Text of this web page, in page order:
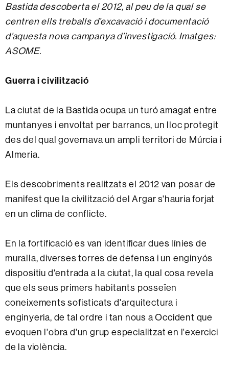
Bastida descoberta el 2012, al peu de la qual se
centren ells treballs d’excavació i documentació
d’aquesta nova campanya d’investigació. Imatges:
ASOME.
Guerra i civilització
La ciutat de la Bastida ocupa un turó amagat entre
muntanyes i envoltat per barrancs, un lloc protegit
des del qual governava un ampli territori de Múrcia i
Almeria.
Els descobriments realitzats el 2012 van posar de
manifest que la civilització del Argar s'hauria forjat
en un clima de conflicte.
En la fortificació es van identificar dues línies de
muralla, diverses torres de defensa i un enginyós
dispositiu d'entrada a la ciutat, la qual cosa revela
que els seus primers habitants posseïen
coneixements sofisticats d'arquitectura i
enginyeria, de tal ordre i tan nous a Occident que
evoquen l'obra d'un grup especialitzat en l'exercici
de la violència.